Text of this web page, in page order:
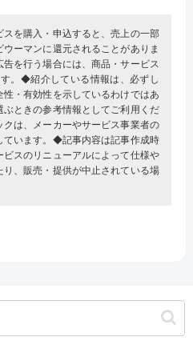
を購入・申込すると、売上の一部
ーマンに還元されることがありま
を行う場合には、商品・サービス
。◆紹介している情報は、必ずし
・有効性を示しているわけではあ
ときの参考情報としてご利用くだ
は、メーカーやサービス事業者の
ています。◆記事内容は記事作成時
スのリニューアルによって仕様や
、販売・提供が中止されている場